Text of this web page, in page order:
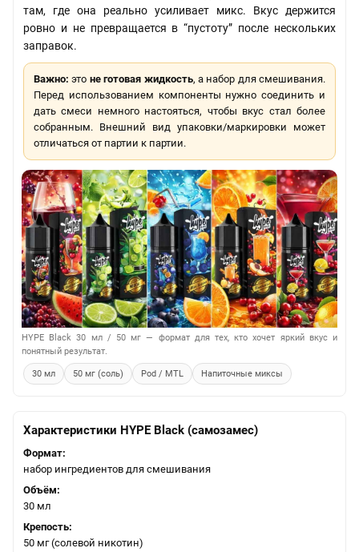
там, где она реально усиливает микс. Вкус держится
ровно и не превращается в “пустоту” после нескольких
заправок.
Важно: это не готовая жидкость, а набор для смешивания.
Перед использованием компоненты нужно соединить и
дать смеси немного настояться, чтобы вкус стал более
собранным. Внешний вид упаковки/маркировки может
отличаться от партии к партии.
HYPE Black 30 мл / 50 мг — формат для тех, кто хочет яркий вкус и
понятный результат.
30 мл 50 мг (соль) Pod / MTL Напиточные миксы
Характеристики HYPE Black (самозамес)
Формат:
набор ингредиентов для смешивания
Объём:
30 мл
Крепость:
50 мг (солевой никотин)